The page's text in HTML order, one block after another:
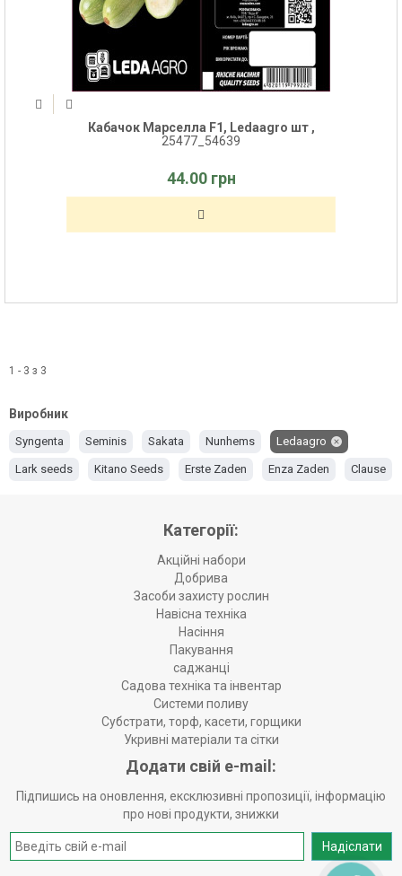
Кабачок Марселла F1, Ledaagro шт ,
25477_54639
44.00 грн
1 - 3 з 3
Виробник
Syngenta Seminis Sakata Nunhems Ledaagro
Lark seeds Kitano Seeds Erste Zaden Enza Zaden Clause
Категорії:
Акційні набори
Добрива
Засоби захисту рослин
Навісна техніка
Насіння
Пакування
саджанці
Садова техніка та інвентар
Системи поливу
Субстрати, торф, касети, горщики
Укривні матеріали та сітки
Додати свій e-mail:
Підпишись на оновлення, ексклюзивні пропозиції, інформацію
про нові продукти, знижки
Надіслати